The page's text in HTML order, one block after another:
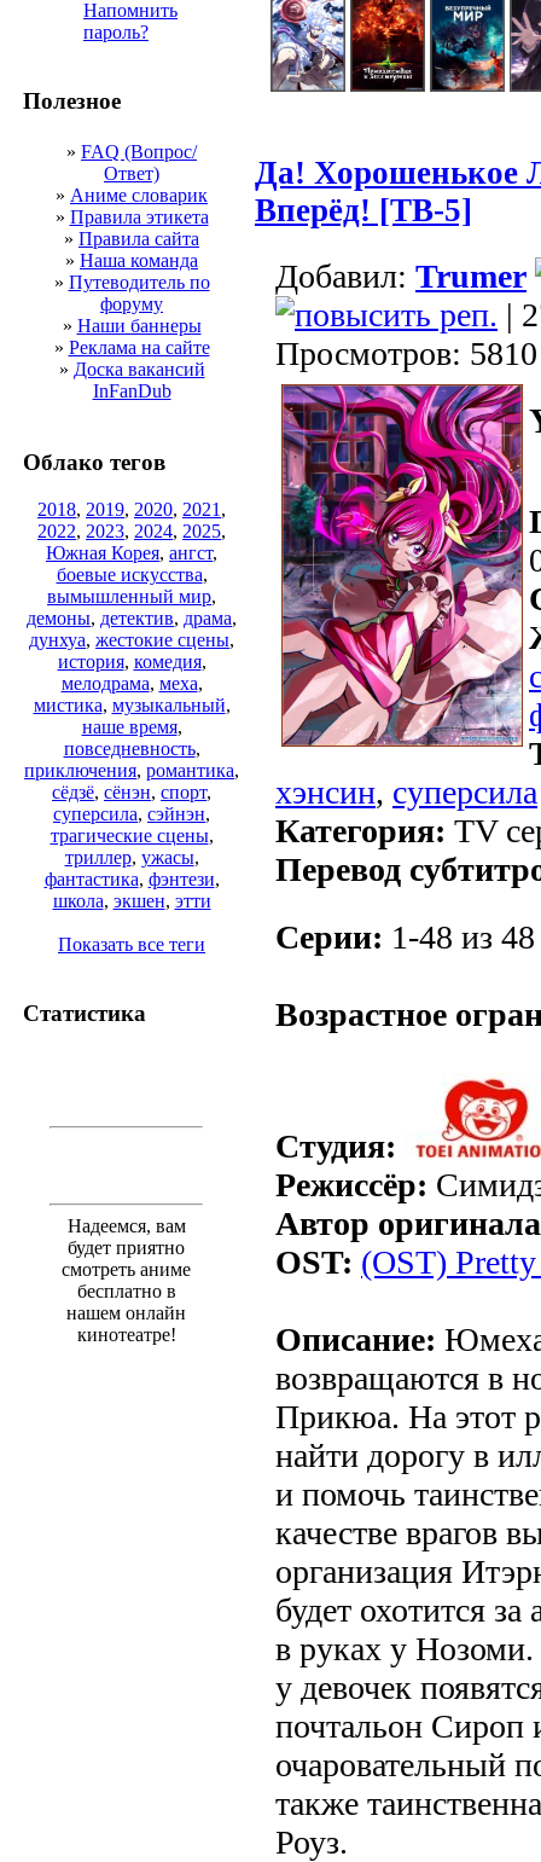
Напомнить
пароль?
Полезное
» FAQ (Вопрос/
Ответ)
» Аниме словарик
» Правила этикета
» Правила сайта
» Наша команда
» Путеводитель по
форуму
» Наши баннеры
» Реклама на сайте
» Доска вакансий
InFanDub
Облако тегов
2018, 2019, 2020, 2021 ,
2022, 2023, 2024, 2025,
Южная Корея, ангст,
боевые искусства,
вымышленный мир,
демоны, детектив, драма,
дунхуа, жестокие сцены,
история, комедия,
мелодрама, меха,
мистика, музыкальный,
наше время,
повседневность,
приключения, романтика,
сёдзё, сёнэн, спорт,
суперсила, сэйнэн,
трагические сцены,
триллер, ужасы,
фантастика, фэнтези,
школа, экшен, этти
Показать все теги
Статистика
Надеемся, вам
будет приятно
смотреть аниме
бесплатно в
нашем онлайн
кинотеатре!
Да! Хорошенькое
Вперёд! [ТВ-5]
Добавил: Trumer
|
Просмотров: 5810
хэнсин, суперсила
Категория: TV
Перевод
Серии: 1-48 из
Возрастное
Студия:
Режиссёр:
Автор
OST: (OST)
Описание:
возвращаются в
Прикюа. На этот
найти дорогу в
и помочь
качестве врагов
организация
будет охотится
в руках у
у девочек
почтальон
очаровательный
также
Роуз.